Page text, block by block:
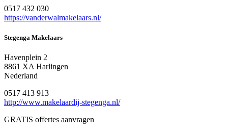
0517 432 030
https://vanderwalmakelaars.nl/
Stegenga Makelaars
Havenplein 2
8861 XA Harlingen
Nederland
0517 413 913
http://www.makelaardij-stegenga.nl/
GRATIS offertes aanvragen